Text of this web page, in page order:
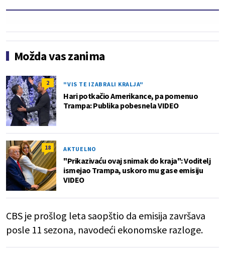
Možda vas zanima
2 "VIS TE IZABRALI KRALJA"
Hari potkačio Amerikance, pa pomenuo
Trampa: Publika pobesnela VIDEO
18 AKTUELNO
"Prikazivaću ovaj snimak do kraja": Voditelj
ismejao Trampa, uskoro mu gase emisiju
VIDEO
CBS je prošlog leta saopštio da emisija završava
posle 11 sezona, navodeći ekonomske razloge.